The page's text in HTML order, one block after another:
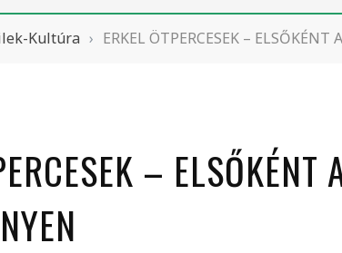
Kultúra › ERKEL ÖTPERCESEK – ELSŐKÉNT
– ELSŐKÉNT